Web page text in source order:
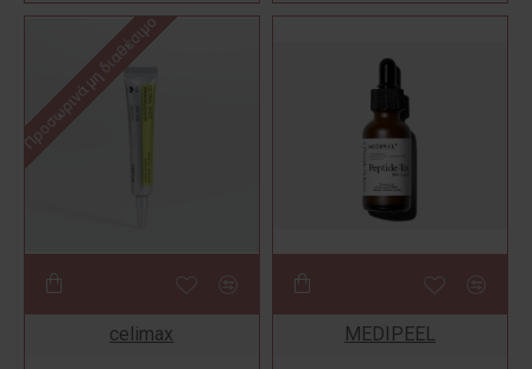
Προσωρινά μη διαθέσιμο
celimax MEDIPEEL